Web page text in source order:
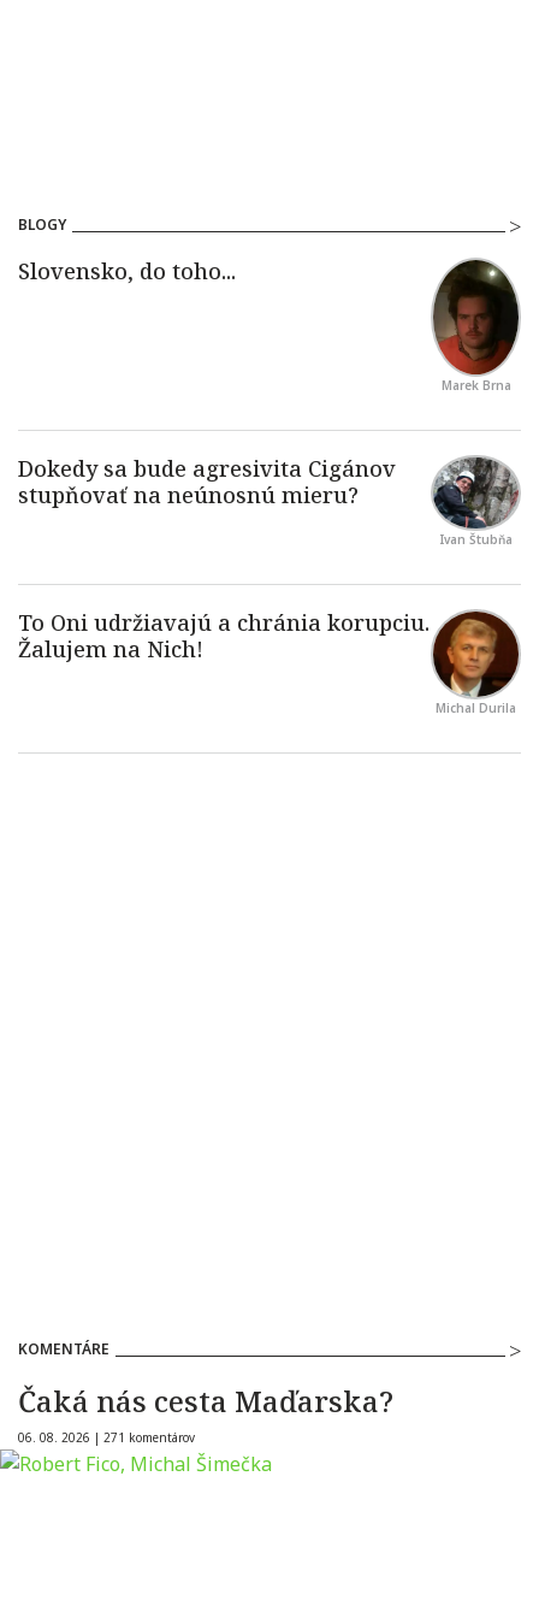
BLOGY
Marek Brna
Ivan Štubňa
Michal Durila
KOMENTÁRE
Čaká nás cesta Maďarska?
06. 08. 2026 | 271 komentárov